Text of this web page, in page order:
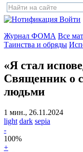
Войти
Журнал ФОМА Все
Таинства и обряды
«Я стал
Священник о
людьми
1 мин., 26.11.2024
light dark sepia
-
100%
+